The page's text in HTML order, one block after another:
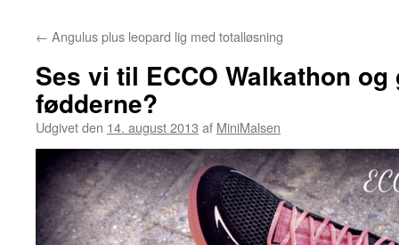
← Angulus plus leopard lig med totalløsning
Ses vi til ECCO Walkathon
fødderne?
Udgivet den 14. august 2013 af MiniMalsen